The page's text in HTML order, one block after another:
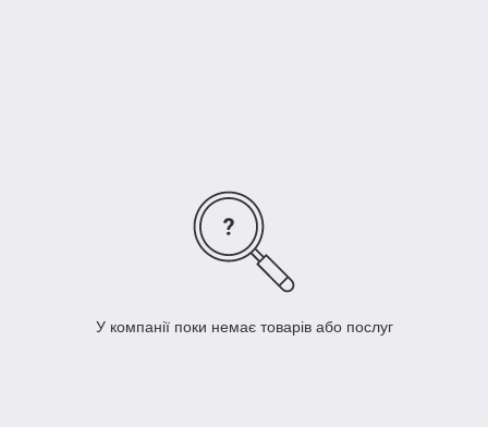
У компанії поки немає товарів або послуг